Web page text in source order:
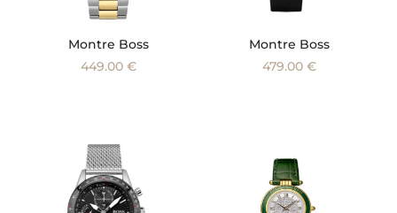
Montre Boss
449.00 €
Montre Boss
479.00 €